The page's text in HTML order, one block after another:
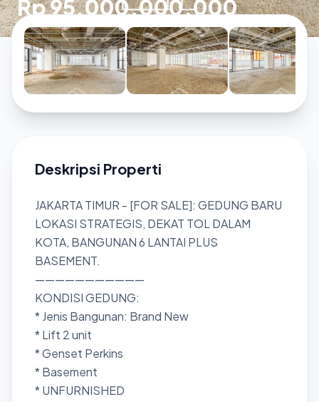
Rp 95.000.000.000
Deskripsi Properti
JAKARTA TIMUR - [FOR SALE]: GEDUNG BARU
LOKASI STRATEGIS, DEKAT TOL DALAM
KOTA, BANGUNAN 6 LANTAI PLUS
BASEMENT.
———————————
KONDISI GEDUNG:
* Jenis Bangunan: Brand New
* Lift 2 unit
* Genset Perkins
* Basement
* UNFURNISHED